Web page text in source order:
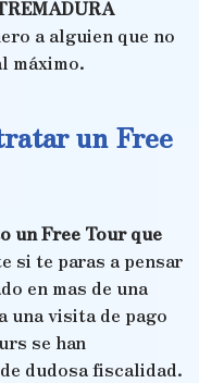
a alguien que no
máximo.
un Free
un Free Tour que
si te paras a pensar
en mas de una
una visita de pago
se han
dudosa fiscalidad.